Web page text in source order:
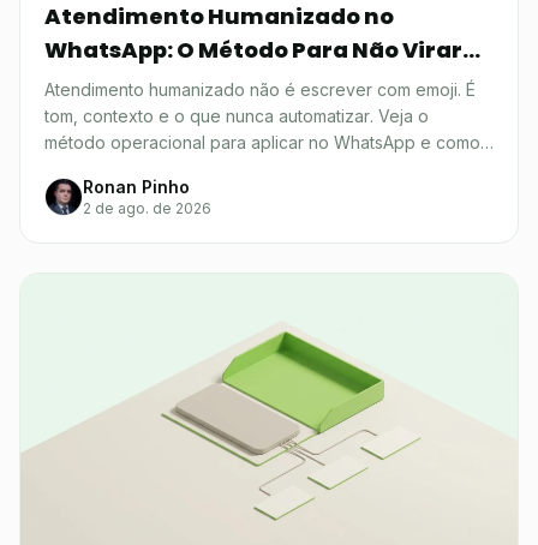
Atendimento Humanizado no
WhatsApp: O Método Para Não Virar
Robô
Atendimento humanizado não é escrever com emoji. É
tom, contexto e o que nunca automatizar. Veja o
método operacional para aplicar no WhatsApp e como
Ronan Pinho
2 de ago. de 2026